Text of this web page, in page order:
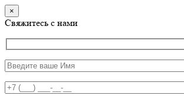
×
Свяжитесь с нами